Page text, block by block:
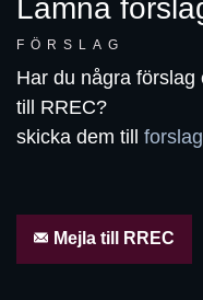
Lämna
FÖRSLAG
Har du några
till RREC?
skicka dem till
Mejla till RREC